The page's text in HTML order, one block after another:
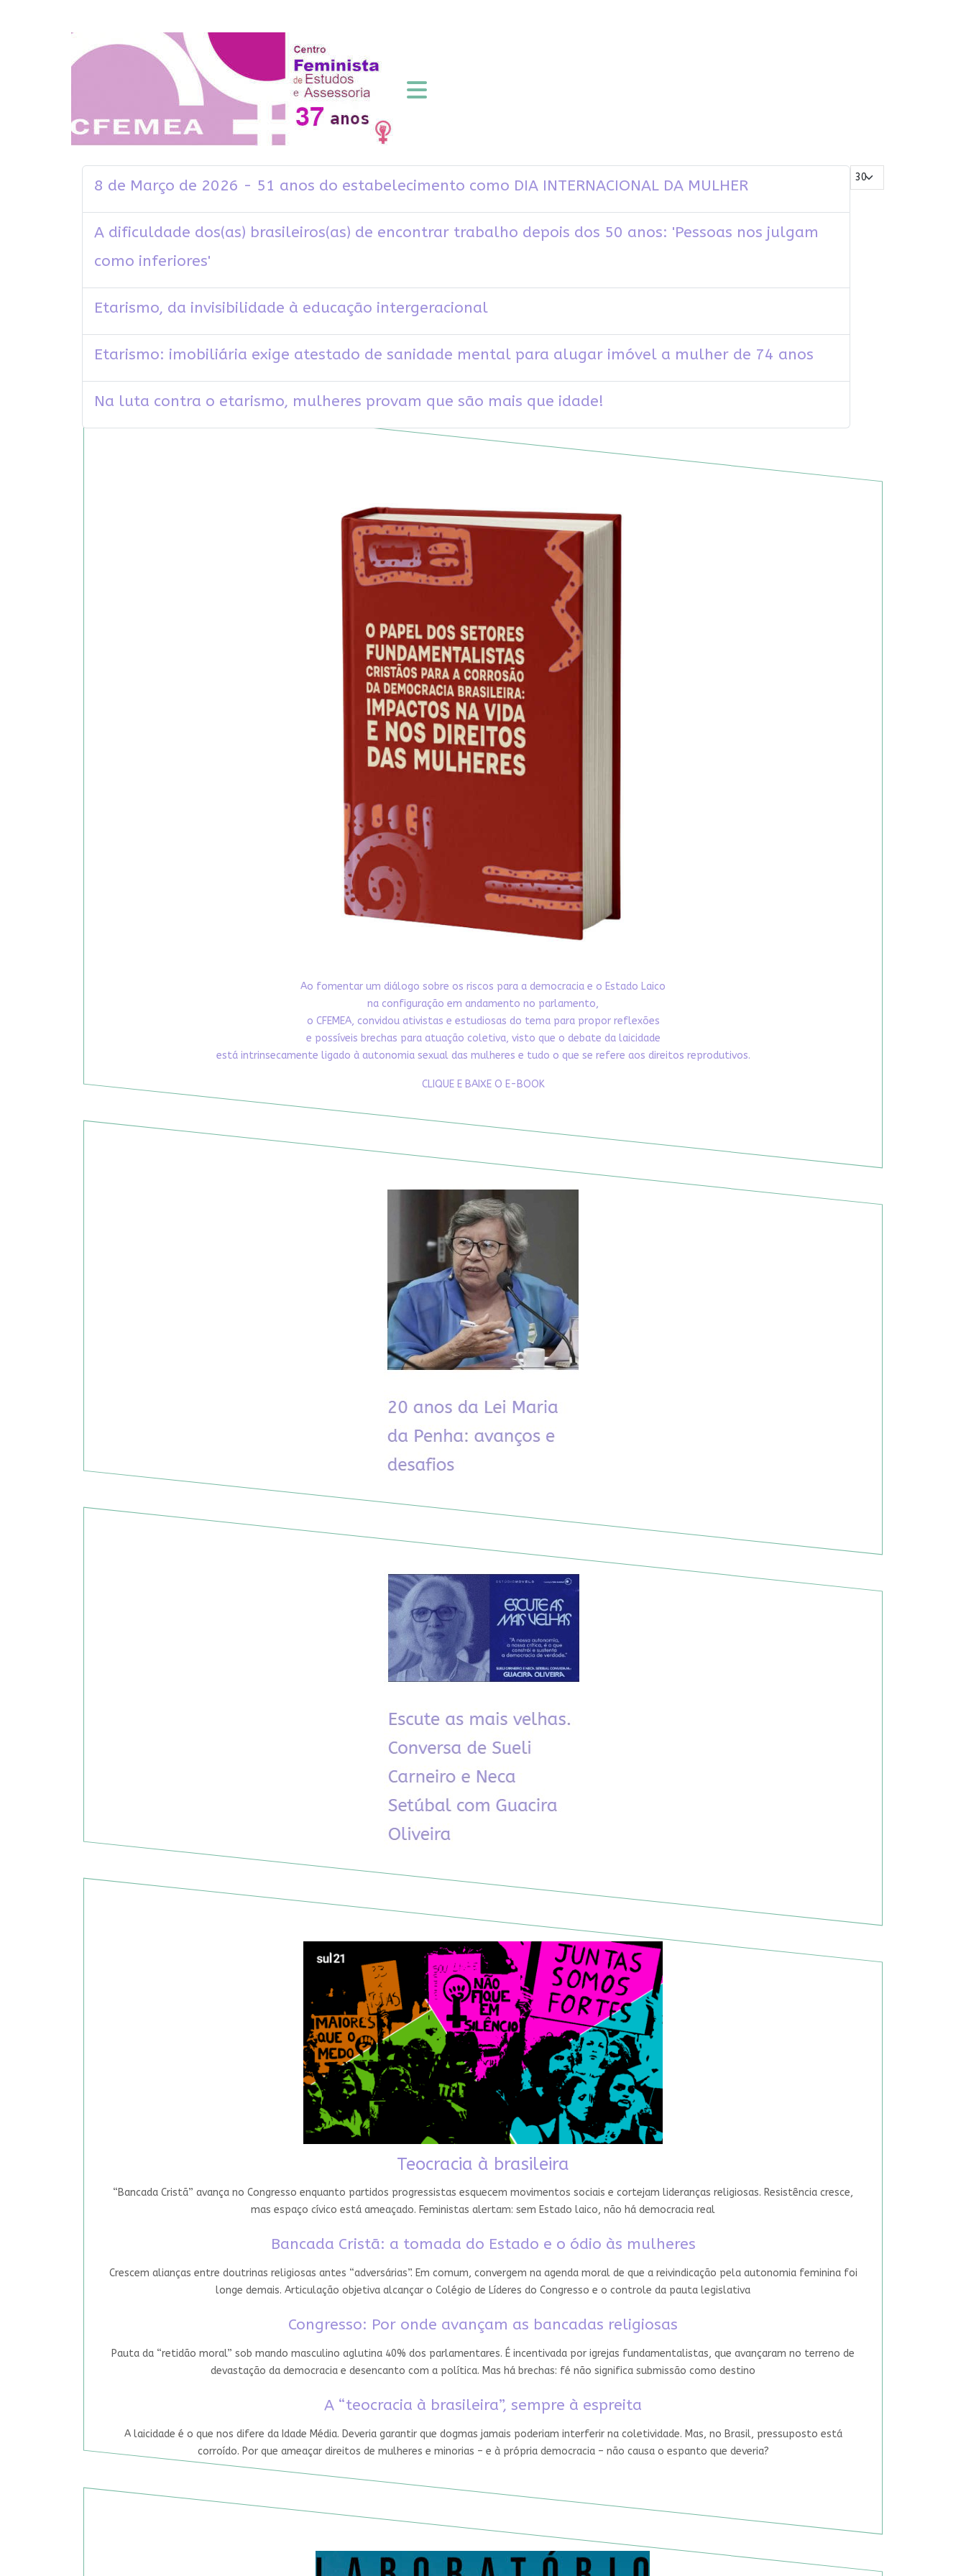
Mostrar #
8 de Março de 2026 - 51 anos do estabelecimento como DIA INTERNACIONAL DA MULHER
A dificuldade dos(as) brasileiros(as) de encontrar trabalho depois dos 50 anos: 'Pessoas nos julgam
como inferiores'
Etarismo, da invisibilidade à educação intergeracional
Etarismo: imobiliária exige atestado de sanidade mental para alugar imóvel a mulher de 74 anos
Na luta contra o etarismo, mulheres provam que são mais que idade!
Ao fomentar um diálogo sobre os riscos para a democracia e o Estado Laico
na configuração em andamento no parlamento,
o CFEMEA, convidou ativistas e estudiosas do tema para propor reflexões
e possíveis brechas para atuação coletiva, visto que o debate da laicidade
está intrinsecamente ligado à autonomia sexual das mulheres e tudo o que se refere aos direitos reprodutivos.
CLIQUE E BAIXE O E-BOOK
Teocracia à brasileira
“Bancada Cristã” avança no Congresso enquanto partidos progressistas esquecem movimentos sociais e cortejam lideranças religiosas. Resistência cresce,
mas espaço cívico está ameaçado. Feministas alertam: sem Estado laico, não há democracia real
Bancada Cristã: a tomada do Estado e o ódio às mulheres
Crescem alianças entre doutrinas religiosas antes “adversárias”. Em comum, convergem na agenda moral de que a reivindicação pela autonomia feminina foi
longe demais. Articulação objetiva alcançar o Colégio de Líderes do Congresso e o controle da pauta legislativa
Congresso: Por onde avançam as bancadas religiosas
Pauta da “retidão moral” sob mando masculino aglutina 40% dos parlamentares. É incentivada por igrejas fundamentalistas, que avançaram no terreno de
devastação da democracia e desencanto com a política. Mas há brechas: fé não significa submissão como destino
A “teocracia à brasileira”, sempre à espreita
A laicidade é o que nos difere da Idade Média. Deveria garantir que dogmas jamais poderiam interferir na coletividade. Mas, no Brasil, pressuposto está
corroído. Por que ameaçar direitos de mulheres e minorias – e à própria democracia – não causa o espanto que deveria?